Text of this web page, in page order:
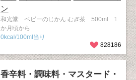
ン
和光堂 ベビーのじかん むぎ茶 500ml 1
か月頃から
0kcal/100ml当り
828186
香辛料・調味料・マスタード・